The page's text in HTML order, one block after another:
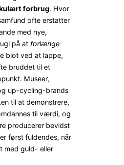
forbrug. Hvor
ofte erstatter
med nye,
på at forlænge
blot ved at lappe,
bruddet til et
Museer,
up-cycling-brands
til at demonstrere,
til værdi, og
producerer bevidst
først fuldendes, når
med guld- eller